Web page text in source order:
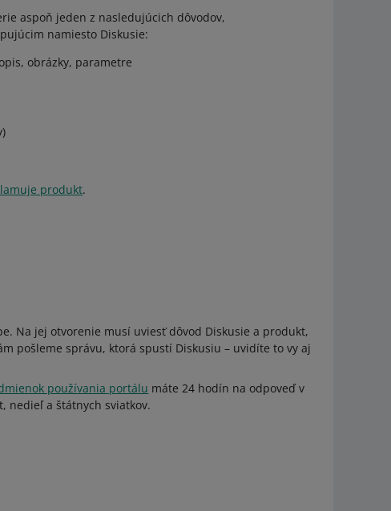
aspoň jeden z nasledujúcich dôvodov,
namiesto Diskusie:
obrázky, parametre
produkt.
Na jej otvorenie musí uviesť dôvod Diskusie a produkt,
pošleme správu, ktorá spustí Diskusiu – uvidíte to vy aj
používania portálu máte 24 hodín na odpoveď v
nedieľ a štátnych sviatkov.